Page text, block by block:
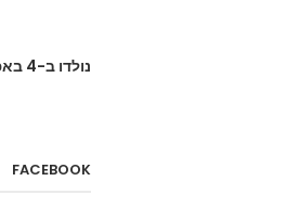
נולדו ב-4 באפריל
FACEBOOK